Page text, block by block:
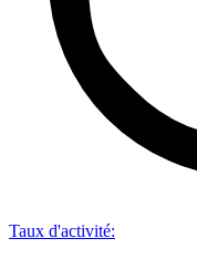
Taux d'activité: